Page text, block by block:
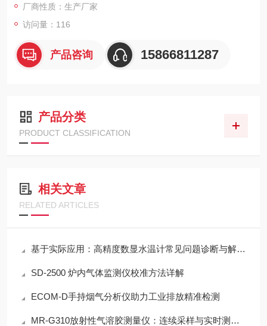
达。具备7段LED显示与三色指示灯，传感器及泵组件可实现快速
更换，降低维护难度。
厂商性质：生产厂家
访问量：116
产品咨询 15866811287
产品分类
PRODUCT CLASSIFICATION
相关文章
RELATED ARTICLES
基于实际应用：高精度数显水温计常见问题诊断与解决策略
SD-2500 炉内气体监测仪校准方法详解
ECOM-D手持烟气分析仪助力工业排放精准检测
MR-G310放射性气溶胶测量仪：连续采样与实时测量一体化设计